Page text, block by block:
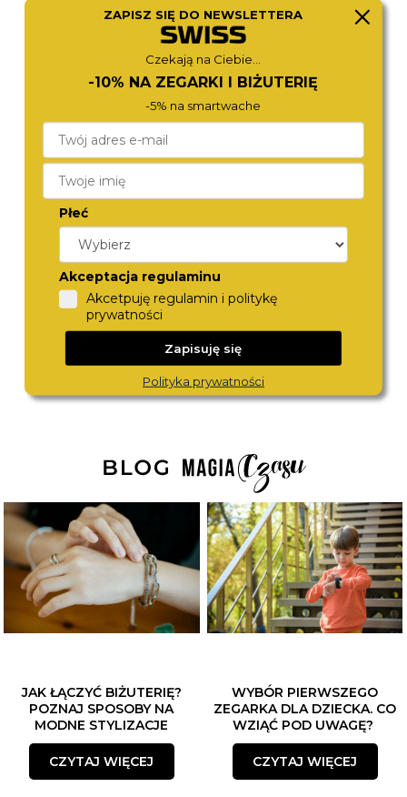
TOMMY HILFIGER TOMMY HILFIGER
TOMMY HILFIGER
1710809
790,-
TOMMY HILFIGER
JAK ŁĄCZYĆ BIŻUTERIĘ?
POZNAJ SPOSOBY NA
MODNE STYLIZACJE
CZYTAJ WIĘCEJ
WYBÓR PIERWSZEGO
ZEGARKA DLA DZIECKA. CO
WZIĄĆ POD UWAGĘ?
CZYTAJ WIĘCEJ
ZAPISZ SIĘ DO NEWSLETTERA
Czekają na Ciebie...
-10% NA ZEGARKI I BIŻUTERIĘ
-5% na smartwache
Płeć
Akceptacja regulaminu
Akcetpuję regulamin i politykę
prywatności
Zapisuję się
Polityka prywatności